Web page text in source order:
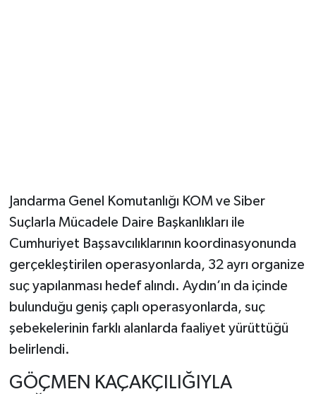
Jandarma Genel Komutanlığı KOM ve Siber
Suçlarla Mücadele Daire Başkanlıkları ile
Cumhuriyet Başsavcılıklarının koordinasyonunda
gerçekleştirilen operasyonlarda, 32 ayrı organize
suç yapılanması hedef alındı. Aydın’ın da içinde
bulunduğu geniş çaplı operasyonlarda, suç
şebekelerinin farklı alanlarda faaliyet yürüttüğü
belirlendi.
GÖÇMEN KAÇAKÇILIĞIYLA